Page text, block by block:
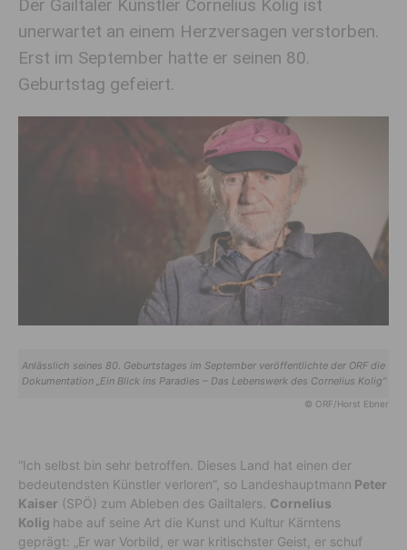
Der Gailtaler Künstler Cornelius Kolig ist
unerwartet an einem Herzversagen verstorben.
Erst im September hatte er seinen 80.
Geburtstag gefeiert.
Anlässlich seines 80. Geburtstages im September veröffentlichte der ORF die
Dokumentation „Ein Blick ins Paradies – Das Lebenswerk des Cornelius Kolig“
© ORF/Horst Ebner
“Ich selbst bin sehr betroffen. Dieses Land hat einen der
bedeutendsten Künstler verloren”, so Landeshauptmann Peter
Kaiser (SPÖ) zum Ableben des Gailtalers. Cornelius
Kolig habe auf seine Art die Kunst und Kultur Kärntens
geprägt: „Er war Vorbild, er war kritischster Geist, er schuf